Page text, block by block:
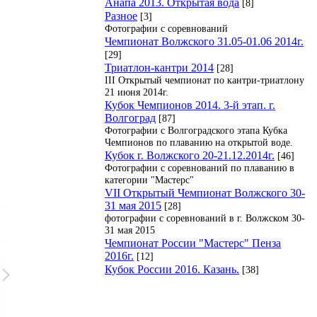
Анапа 2013. Открытая вода [8]
Разное [3]
Фотографии с соревнований
Чемпионат Волжского 31.05-01.06 2014г.
[29]
Триатлон-кантри 2014 [28]
III Открытый чемпионат по кантри-триатлону
21 июня 2014г.
Кубок Чемпионов 2014. 3-й этап. г.
Волгоград [87]
Фотографии с Волгоградского этапа Кубка
Чемпионов по плаванию на открытой воде.
Кубок г. Волжского 20-21.12.2014г. [46]
Фотографии с соревнований по плаванию в
категории "Мастерс"
VII Открытый Чемпионат Волжского 30-
31 мая 2015 [28]
фотографии с соревнований в г. Волжском 30-
31 мая 2015
Чемпионат России "Мастерс" Пенза
2016г. [12]
Кубок России 2016. Казань. [38]